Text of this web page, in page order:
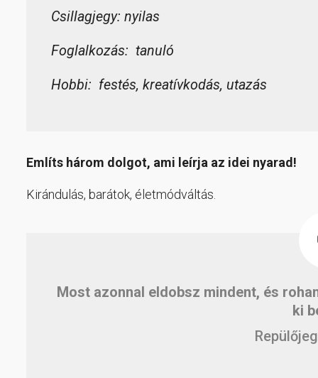
Csillagjegy: nyilas
Foglalkozás: tanuló
Hobbi: festés, kreatívkodás, utazás
Említs három dolgot, ami leírja az idei nyarad!
Kirándulás, barátok, életmódváltás.
Most azonnal eldobsz mindent, és
ki